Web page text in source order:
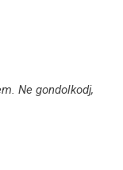
Ne gondolkodj,